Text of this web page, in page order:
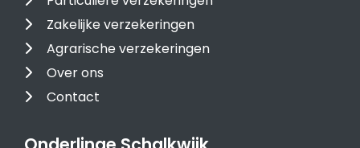
Zakelijke verzekeringen
Agrarische verzekeringen
Over ons
Contact